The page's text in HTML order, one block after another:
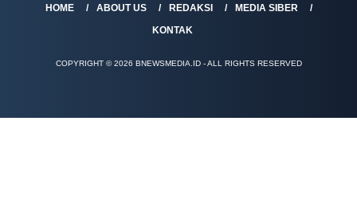
HOME ABOUT US REDAKSI
MEDIA SIBER
KONTAK
COPYRIGHT © 2026 BNEWSMEDIA.ID - ALL RIGHTS RESERVED